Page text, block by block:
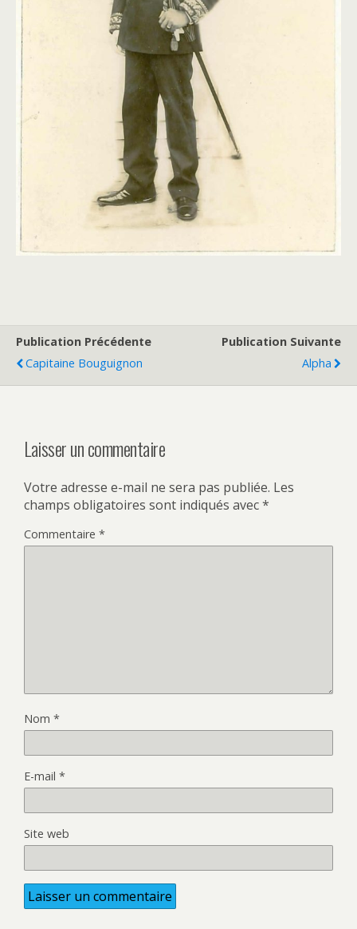
Publication Précédente
Capitaine Bouguignon
Publication Suivante
Alpha
Laisser un commentaire
Votre adresse e-mail ne sera pas publiée. Les
champs obligatoires sont indiqués avec*
Commentaire *
Nom *
E-mail *
Site web